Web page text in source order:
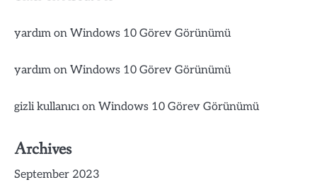
yardım on Windows 10 Görev Görünümü
yardım on Windows 10 Görev Görünümü
gizli kullanıcıon Windows 10 Görev Görünümü
Archives
September 2023